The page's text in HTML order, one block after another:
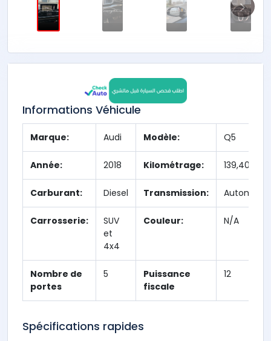
Informations Véhicule
Marque: Audi Modèle: Q5
Année: 2018 Kilométrage: 139,400 km
Carburant: Diesel Transmission:
Carrosserie:
SUV
et
4x4
Couleur: N/A
Nombre de
portes
5
Puissance
fiscale
12
Spécifications rapides